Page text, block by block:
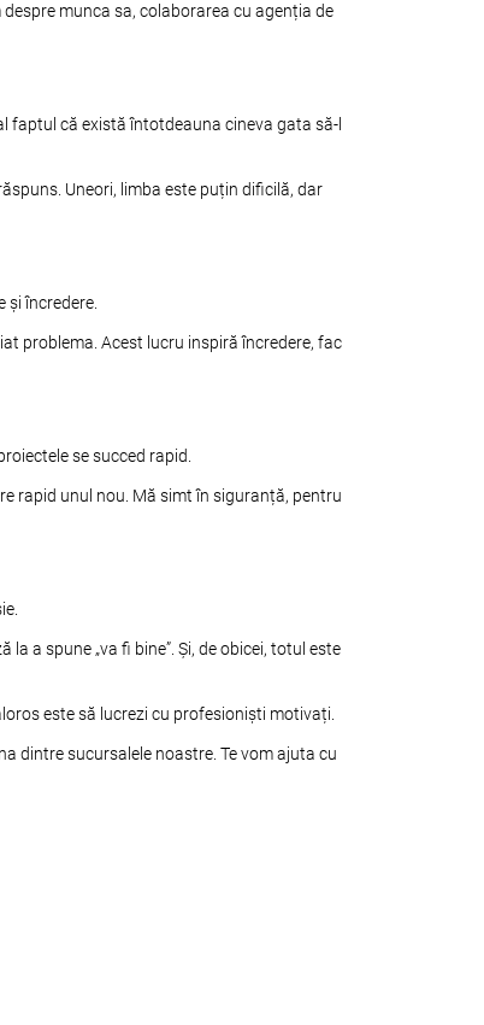
munca sa, colaborarea cu agenția de
faptul că există întotdeauna cineva gata să-l
Uneori, limba este puțin dificilă, dar
încredere.
problema. Acest lucru inspiră încredere, fac
se succed rapid.
rapid unul nou. Mă simt în siguranță, pentru
a spune „va fi bine”. Și, de obicei, totul este
este să lucrezi cu profesioniști motivați.
dintre sucursalele noastre. Te vom ajuta cu